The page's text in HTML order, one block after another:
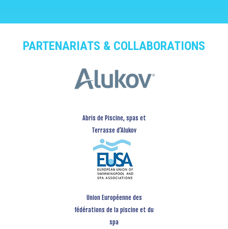
PARTENARIATS & COLLABORATIONS
Abris de Piscine, spas et
Terrasse d’Alukov
Union Européenne des
fédérations de la piscine et du
spa